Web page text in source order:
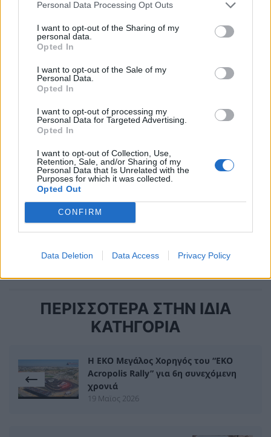
Personal Data Processing Opt Outs
I want to opt-out of the Sharing of my
personal data.
Opted In
I want to opt-out of the Sale of my
Personal Data.
Opted In
I want to opt-out of processing my
Personal Data for Targeted Advertising.
Opted In
I want to opt-out of Collection, Use,
Retention, Sale, and/or Sharing of my
Personal Data that Is Unrelated with the
Purposes for which it was collected.
Opted Out
CONFIRM
Data Deletion Data Access Privacy Policy
στα αγαπημένα σου στη
Google
ΔΕΗ FIBER ΔΕΗ ΣΤΑΘΕΡΟ ΤΗΛΕΦΩΝΟ
ΠΕΡΙΣΣΟΤΕΡΑ ΣΤΗΝ ΙΔΙΑ
ΚΑΤΗΓΟΡΙΑ
Η ΕΚΟ Μεγάλος Χορηγός του “EKO
Acropolis Rally” για 6η συνεχόμενη
χρονιά
19 Μαϊος 2026